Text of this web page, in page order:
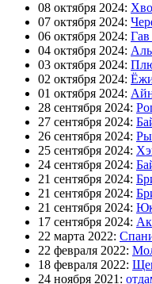
08 октября 2024:
07 октября 2024:
06 октября 2024: Гав
04 октября 2024:
03 октября 2024:
02 октября 2024:
01 октября 2024:
28 сентября 2024:
27 сентября 2024:
26 сентября 2024:
25 сентября 2024:
24 сентября 2024:
21 сентября 2024:
21 сентября 2024:
21 сентября 2024: Юк
17 сентября 2024:
22 марта 2022:
22 февраля 2022:
18 февраля 2022:
24 ноября 2021: